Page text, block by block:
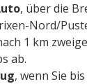
, über die
Nord/
1 km
ab.
, wenn Sie